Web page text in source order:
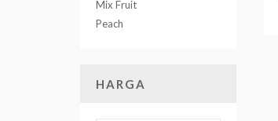
Mix Fruit
Peach
HARGA